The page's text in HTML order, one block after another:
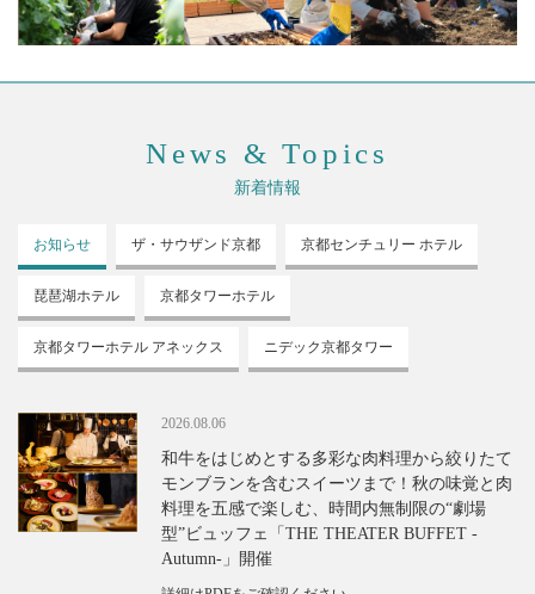
News & Topics
新着情報
お知らせ ザ・サウザンド京都 京都センチュリー ホテル
琵琶湖ホテル 京都タワーホテル
京都タワーホテル アネックス ニデック京都タワー
2026.08.06
和牛をはじめとする多彩な肉料理から絞りたて
モンブランを含むスイーツまで！秋の味覚と肉
料理を五感で楽しむ、時間内無制限の“劇場
型”ビュッフェ「THE THEATER BUFFET -
Autumn-」開催